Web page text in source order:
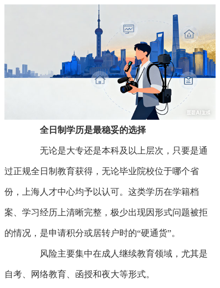
全日制学历是最稳妥的选择
无论是大专还是本科及以上层次，只要是通
过正规全日制教育获得，无论毕业院校位于哪个省
份，上海人才中心均予以认可。这类学历在学籍档
案、学习经历上清晰完整，极少出现因形式问题被拒
的情况，是申请积分或居转户时的“硬通货”。
风险主要集中在成人继续教育领域，尤其是
自考、网络教育、函授和夜大等形式。